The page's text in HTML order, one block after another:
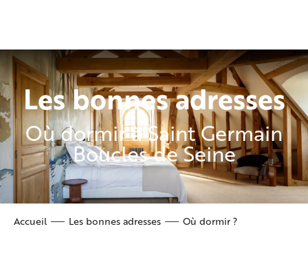
principal
Les bonnes adresses
Où dormir à Saint Germain
Boucles de Seine
Accueil Les bonnes adresses Où dormir ?